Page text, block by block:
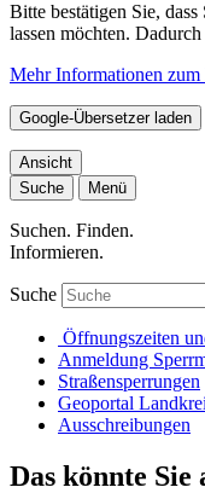
Bitte bestätigen Sie,
lassen möchten.
Mehr Informationen zum
Google-Übersetzer laden
Ansicht
Suche
Menü
Suchen. Finden.
Informieren.
Suche
Öffnungszeiten
Anmeldung
Straßensperrungen
Geoportal
Ausschreibungen
Das könnte Sie